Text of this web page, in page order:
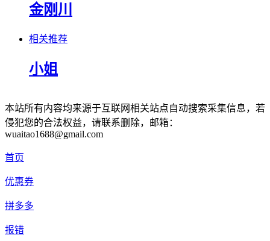
金刚川
相关推荐
小姐
本站所有内容均来源于互联网相关站点自动搜索采集信息，若
侵犯您的合法权益，请联系删除，邮箱：
wuaitao1688@gmail.com
首页
优惠券
拼多多
报错